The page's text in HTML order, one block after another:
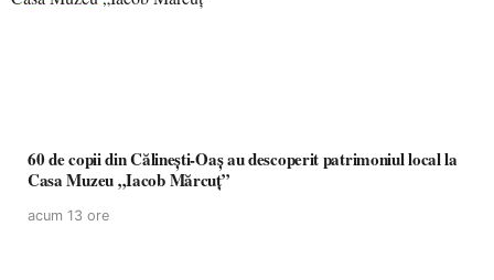
60 de copii din Călinești-Oaș au descoperit patrimoniul local la
Casa Muzeu „Iacob Mărcuț”
acum 13 ore